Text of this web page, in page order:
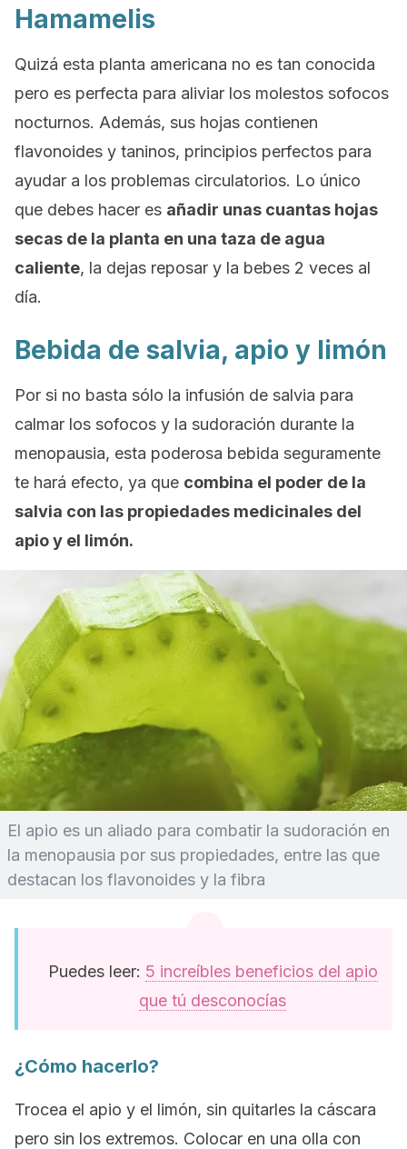
Hamamelis
Quizá esta planta americana no es tan conocida
pero es perfecta para aliviar los molestos sofocos
nocturnos. Además, sus hojas contienen
flavonoides y taninos, principios perfectos para
ayudar a los problemas circulatorios. Lo único
que debes hacer es añadir unas cuantas hojas
secas de la planta en una taza de agua
caliente, la dejas reposar y la bebes 2 veces al
día.
Bebida de salvia, apio y limón
Por si no basta sólo la infusión de salvia para
calmar los sofocos y la sudoración durante la
menopausia, esta poderosa bebida seguramente
te hará efecto, ya que combina el poder de la
salvia con las propiedades medicinales del
apio y el limón.
El apio es un aliado para combatir la sudoración en
la menopausia por sus propiedades, entre las que
destacan los flavonoides y la fibra
Puedes leer: 5 increíbles beneficios del apio
que tú desconocías
¿Cómo hacerlo?
Trocea el apio y el limón, sin quitarles la cáscara
pero sin los extremos. Colocar en una olla con